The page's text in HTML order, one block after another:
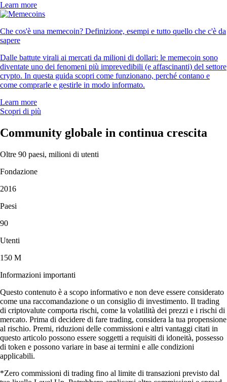
Learn more
Che cos'è una memecoin? Definizione, esempi e tutto quello che c'è da
sapere
Dalle battute virali ai mercati da milioni di dollari: le memecoin sono
diventate uno dei fenomeni più imprevedibili (e affascinanti) del settore
crypto. In questa guida scopri come funzionano, perché contano e
come comprarle e gestirle in modo informato.
Learn more
Scopri di più
Community globale in continua crescita
Oltre 90 paesi, milioni di utenti
Fondazione
2016
Paesi
90
Utenti
150 M
Informazioni importanti
Questo contenuto è a scopo informativo e non deve essere considerato
come una raccomandazione o un consiglio di investimento. Il trading
di criptovalute comporta rischi, come la volatilità dei prezzi e i rischi di
mercato. Prima di decidere di fare trading, considera la tua propensione
al rischio. Premi, riduzioni delle commissioni e altri vantaggi citati in
questo articolo possono essere soggetti a requisiti di idoneità, possesso
di token e possono variare in base ai termini e alle condizioni
applicabili.
*Zero commissioni di trading fino al limite di transazioni previsto dal